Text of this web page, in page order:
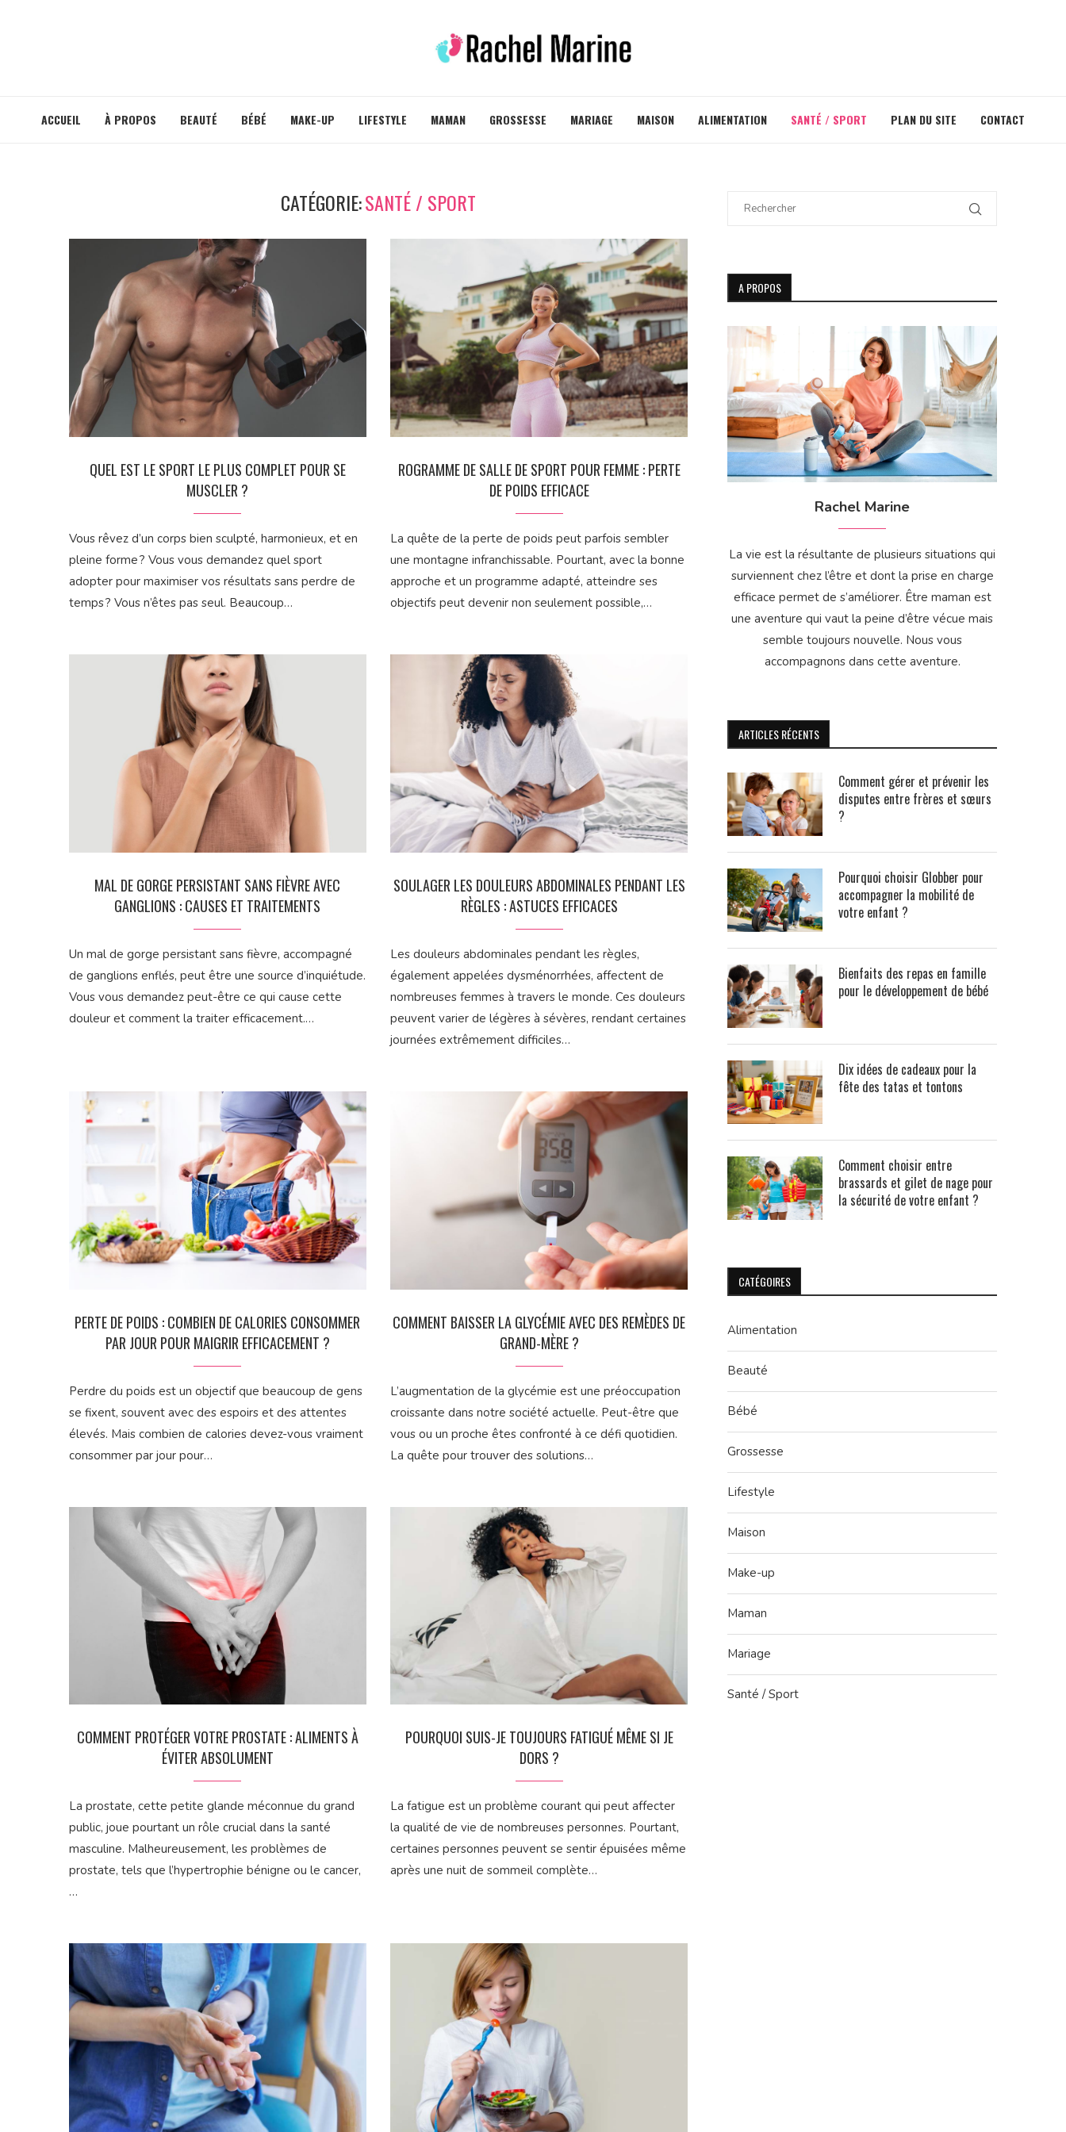
ACCUEIL À PROPOS BEAUTÉ BÉBÉ MAKE-UP LIFESTYLE MAMAN GROSSESSE MARIAGE MAISON ALIMENTATION SANTÉ / SPORT PLAN DU SITE CONTACT
CATÉGORIE:SANTÉ / SPORT
QUEL EST LE SPORT LE PLUS COMPLET POUR SE
MUSCLER ?
Vous rêvez d’un corps bien sculpté, harmonieux, et en
pleine forme ? Vous vous demandez quel sport
adopter pour maximiser vos résultats sans perdre de
temps ? Vous n’êtes pas seul. Beaucoup…
ROGRAMME DE SALLE DE SPORT POUR FEMME : PERTE
DE POIDS EFFICACE
La quête de la perte de poids peut parfois sembler
une montagne infranchissable. Pourtant, avec la bonne
approche et un programme adapté, atteindre ses
objectifs peut devenir non seulement possible,…
MAL DE GORGE PERSISTANT SANS FIÈVRE AVEC
GANGLIONS : CAUSES ET TRAITEMENTS
Un mal de gorge persistant sans fièvre, accompagné
de ganglions enflés, peut être une source d’inquiétude.
Vous vous demandez peut-être ce qui cause cette
douleur et comment la traiter efficacement.…
SOULAGER LES DOULEURS ABDOMINALES PENDANT LES
RÈGLES : ASTUCES EFFICACES
Les douleurs abdominales pendant les règles,
également appelées dysménorrhées, affectent de
nombreuses femmes à travers le monde. Ces douleurs
peuvent varier de légères à sévères, rendant certaines
journées extrêmement difficiles…
PERTE DE POIDS : COMBIEN DE CALORIES CONSOMMER
PAR JOUR POUR MAIGRIR EFFICACEMENT ?
Perdre du poids est un objectif que beaucoup de gens
se fixent, souvent avec des espoirs et des attentes
élevés. Mais combien de calories devez-vous vraiment
consommer par jour pour…
COMMENT BAISSER LA GLYCÉMIE AVEC DES REMÈDES DE
GRAND-MÈRE ?
L’augmentation de la glycémie est une préoccupation
croissante dans notre société actuelle. Peut-être que
vous ou un proche êtes confronté à ce défi quotidien.
La quête pour trouver des solutions…
COMMENT PROTÉGER VOTRE PROSTATE : ALIMENTS À
ÉVITER ABSOLUMENT
La prostate, cette petite glande méconnue du grand
public, joue pourtant un rôle crucial dans la santé
masculine. Malheureusement, les problèmes de
prostate, tels que l’hypertrophie bénigne ou le cancer,
…
POURQUOI SUIS-JE TOUJOURS FATIGUÉ MÊME SI JE
DORS ?
La fatigue est un problème courant qui peut affecter
la qualité de vie de nombreuses personnes. Pourtant,
certaines personnes peuvent se sentir épuisées même
après une nuit de sommeil complète…
A PROPOS
Rachel Marine
La vie est la résultante de plusieurs situations qui
surviennent chez l’être et dont la prise en charge
efficace permet de s’améliorer. Être maman est
une aventure qui vaut la peine d’être vécue mais
semble toujours nouvelle. Nous vous
accompagnons dans cette aventure.
ARTICLES RÉCENTS
Comment gérer et prévenir les
disputes entre frères et sœurs
?
Pourquoi choisir Globber pour
accompagner la mobilité de
votre enfant ?
Bienfaits des repas en famille
pour le développement de bébé
Dix idées de cadeaux pour la
fête des tatas et tontons
Comment choisir entre
brassards et gilet de nage pour
la sécurité de votre enfant ?
CATÉGOIRES
Alimentation
Beauté
Bébé
Grossesse
Lifestyle
Maison
Make-up
Maman
Mariage
Santé / Sport